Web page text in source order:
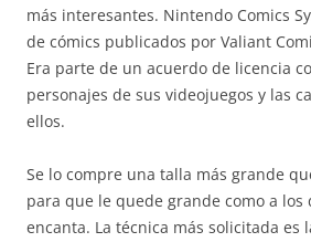
más interesantes. Nintendo Comics
de cómics publicados por Valiant
Era parte de un acuerdo de licencia
personajes de sus videojuegos y las
ellos.
Se lo compre una talla más grande
para que le quede grande como a los
encanta. La técnica más solicitada es